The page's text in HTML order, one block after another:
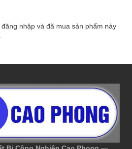
nhập và đã mua sản phẩm này